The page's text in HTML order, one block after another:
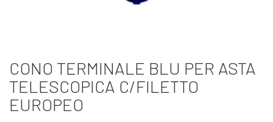
CONO TERMINALE BLU PER ASTA
TELESCOPICA C/FILETTO
EUROPEO
Vai
all'inizio
della
galleria
di